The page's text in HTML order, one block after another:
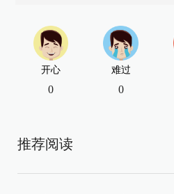
开心
0
难过
0
推荐阅读